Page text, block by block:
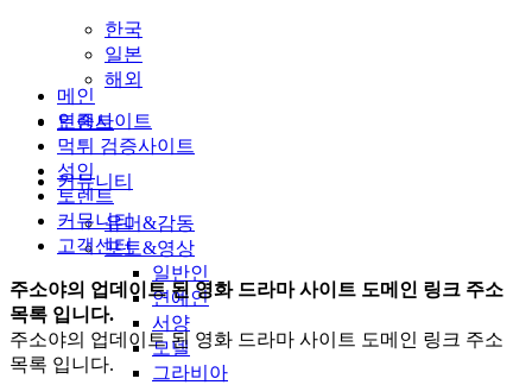
한국
일본
해외
토렌트
커뮤니티
유머&감동
포토&영상
일반인
연예인
서양
모델
그라비아
메인
인증사이트
먹튀 검증사이트
성인
토렌트
커뮤니티
고객센터
주소야의 업데이트 된 영화 드라마 사이트 도메인 링크 주소
목록 입니다.
주소야의 업데이트 된 영화 드라마 사이트 도메인 링크 주소
목록 입니다.